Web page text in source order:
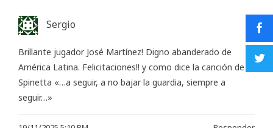
Sergio
Brillante jugador José Martínez! Digno abanderado de
América Latina. Felicitaciones!! y como dice la canción de
Spinetta «…a seguir, a no bajar la guardia, siempre a
seguir…»